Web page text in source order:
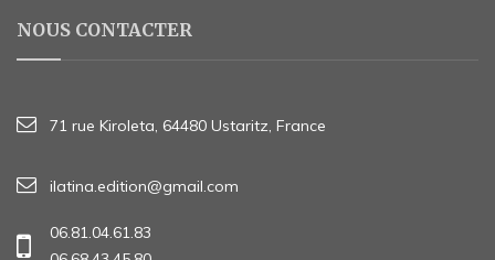
NOUS CONTACTER
71 rue Kiroleta, 64480 Ustaritz, France
ilatina.edition@gmail.com
06.81.04.61.83